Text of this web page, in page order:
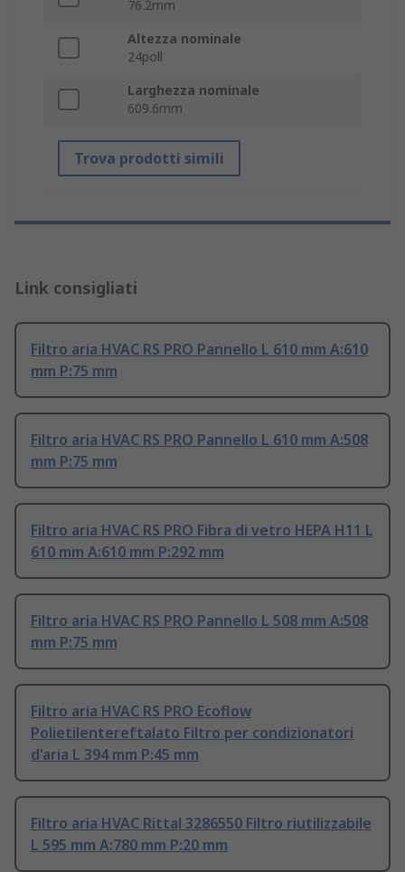
76.2mm
Altezza nominale
24poll
Larghezza nominale
609.6mm
Trova prodotti simili
Link consigliati
Filtro aria HVAC RS PRO Pannello L 610 mm A:610
mm P:75 mm
Filtro aria HVAC RS PRO Pannello L 610 mm A:508
mm P:75 mm
Filtro aria HVAC RS PRO Fibra di vetro HEPA H11 L
610 mm A:610 mm P:292 mm
Filtro aria HVAC RS PRO Pannello L 508 mm A:508
mm P:75 mm
Filtro aria HVAC RS PRO Ecoflow
Polietilentereftalato Filtro per condizionatori
d'aria L 394 mm P:45 mm
Filtro aria HVAC Rittal 3286550 Filtro riutilizzabile
L 595 mm A:780 mm P:20 mm